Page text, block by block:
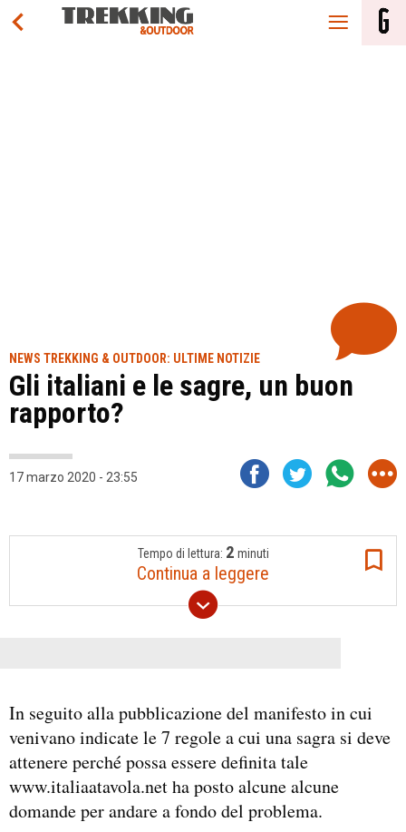
NEWS TREKKING & OUTDOOR: ULTIME NOTIZIE
Gli italiani e le sagre, un buon
rapporto?
17 marzo 2020 - 23:55
Tempo di lettura: 2 minuti
Continua a leggere
In seguito alla pubblicazione del manifesto in cui
venivano indicate le 7 regole a cui una sagra si deve
attenere perché possa essere definita tale
www.italiaatavola.net ha posto alcune alcune
domande per andare a fondo del problema.